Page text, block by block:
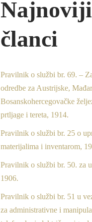
Najnoviji
članci
Pravilnik o službi br. 69. –
odredbe za Austrijske,
Bosanskohercegovačke
prtljage i tereta, 1914.
Pravilnik o službi br. 25 o
materijalima i inventarom,
Pravilnik o službi br. 50. za
1906.
Pravilnik o službi br. 51 u
za administrativne i